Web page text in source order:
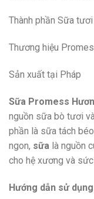
Thành phần Sữa
Thương hiệu
Sản xuất tại Pháp
Sữa Promess
nguồn sữa bò tươi
phần là sữa tách
ngon, sữa là nguồn
cho hệ xương và sức
Hướng dẫn sử